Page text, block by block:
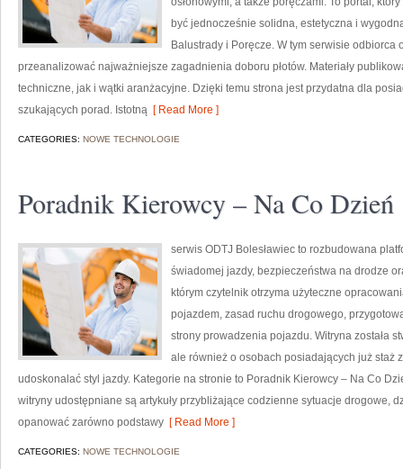
być jednocześnie solidna, estetyczna i
Balustrady i Poręcze. W tym serwisie
przeanalizować najważniejsze zagadnienia doboru płotów. Materiały
techniczne, jak i wątki aranżacyjne. Dzięki temu strona jest przydatna dla
szukających porad. Istotną [ Read More ]
CATEGORIES: NOWE TECHNOLOGIE
Poradnik Kierowcy – Na Co Dzień
serwis ODTJ Bolesławiec to rozbudowana
świadomej jazdy, bezpieczeństwa na drodze
którym czytelnik otrzyma użyteczne
pojazdem, zasad ruchu drogowego,
strony prowadzenia pojazdu. Witryna została
ale również o osobach posiadających już staż
udoskonalać styl jazdy. Kategorie na stronie to Poradnik Kierowcy – Na Co
witryny udostępniane są artykuły przybliżające codzienne sytuacje drogowe,
opanować zarówno podstawy [ Read More ]
CATEGORIES: NOWE TECHNOLOGIE